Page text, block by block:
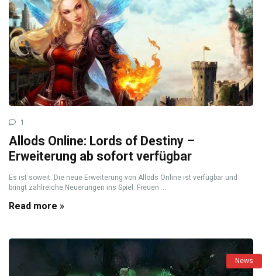
1
Allods Online: Lords of Destiny –
Erweiterung ab sofort verfügbar
Es ist soweit: Die neue Erweiterung von Allods Online ist verfügbar und
bringt zahlreiche Neuerungen ins Spiel. Freuen ...
Read more »
News